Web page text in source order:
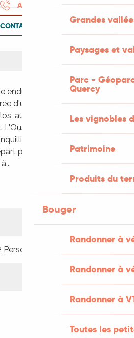
Grandes
Paysages et
Parc -
Quercy
Les vignobles
Patrimoine
Produits du
Bouger
Randonner à
Randonner à
Randonner à
Toutes les
APPELER
CONTACTEZ-NOUS
enduite à la chaux de
d'un jardin ombragé de
aux abords du village de
de Belarbre est un
et en pleine nature.
pour de belles
Personne(s)